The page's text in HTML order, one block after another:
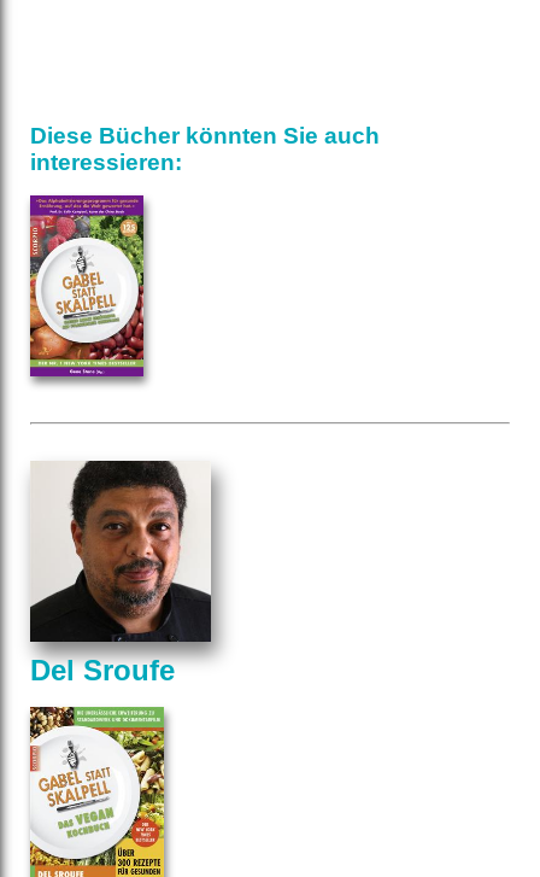
Diese Bücher könnten Sie auch
interessieren:
Del Sroufe